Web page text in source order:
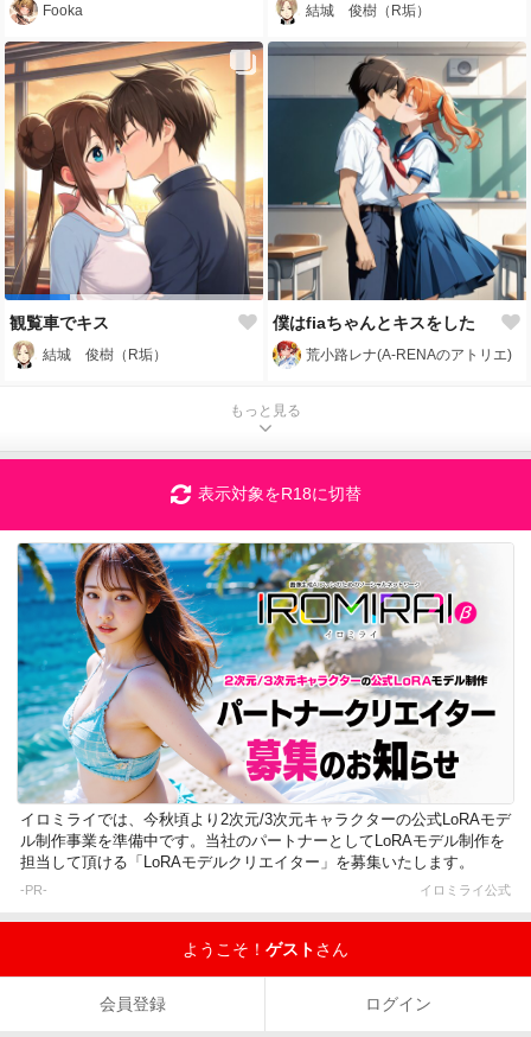
Fooka 結城 俊樹（R垢）
観覧車でキス
結城 俊樹（R垢）
僕はfiaちゃんとキスをした
荒小路レナ(A-RENAのアトリエ)
もっと見る
表示対象をR18に切替
イロミライでは、今秋頃より2次元/3次元キャラクターの公式LoRAモデ
ル制作事業を準備中です。当社のパートナーとしてLoRAモデル制作を
担当して頂ける「LoRAモデルクリエイター」を募集いたします。
-PR- イロミライ公式
ようこそ！ ゲストさん
会員登録 ログイン